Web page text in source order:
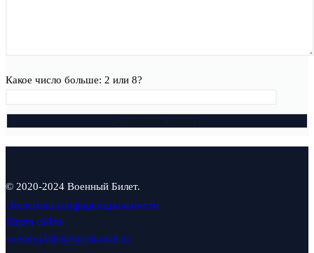
Какое число больше: 2 или 8?
© 2020-2024 Военный Билет.
Политика конфиденциальности
Карта сайта
voennyj-bilet@jurist-mail.ru